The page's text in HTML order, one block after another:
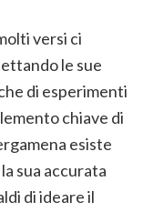
versi ci
le sue
di esperimenti
chiave di
esiste
sua accurata
di ideare il